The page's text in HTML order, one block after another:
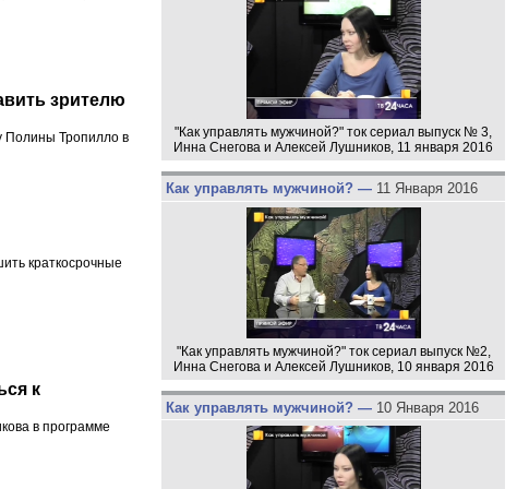
зрителю
Полины Тропилло в
краткосрочные
к
в программе
"Как управлять мужчиной?" ток сериал выпуск № 3,
Инна Снегова и Алексей Лушников, 11 января 2016
Как управлять мужчиной? — 11 Января 2016
"Как управлять мужчиной?" ток сериал выпуск №2,
Инна Снегова и Алексей Лушников, 10 января 2016
Как управлять мужчиной? — 10 Января 2016